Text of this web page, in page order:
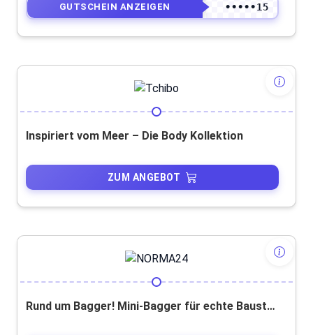
GUTSCHEIN ANZEIGEN •••••15
Inspiriert vom Meer – Die Body Kollektion
ZUM ANGEBOT
Rund um Bagger! Mini-Bagger für echte Baustellenmomente!